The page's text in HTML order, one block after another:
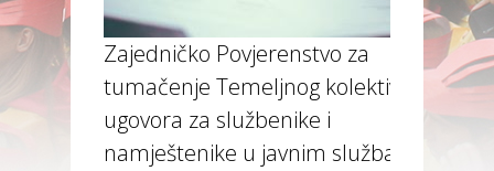
Zajedničko Povjerenstvo za
tumačenje Temeljnog kolektivnog
ugovora za službenike i
namještenike u javnim službama